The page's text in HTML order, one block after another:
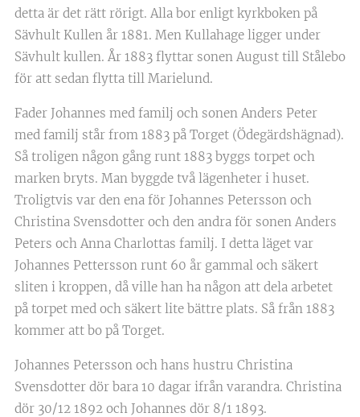
detta är det rätt rörigt. Alla bor enligt kyrkboken på
Sävhult Kullen år 1881. Men Kullahage ligger under
Sävhult kullen. År 1883 flyttar sonen August till Stålebo
för att sedan flytta till Marielund.
Fader Johannes med familj och sonen Anders Peter
med familj står from 1883 på Torget (Ödegärdshägnad).
Så troligen någon gång runt 1883 byggs torpet och
marken bryts. Man byggde två lägenheter i huset.
Troligtvis var den ena för Johannes Petersson och
Christina Svensdotter och den andra för sonen Anders
Peters och Anna Charlottas familj. I detta läget var
Johannes Pettersson runt 60 år gammal och säkert
sliten i kroppen, då ville han ha någon att dela arbetet
på torpet med och säkert lite bättre plats. Så från 1883
kommer att bo på Torget.
Johannes Petersson och hans hustru Christina
Svensdotter dör bara 10 dagar ifrån varandra. Christina
dör 30/12 1892 och Johannes dör 8/1 1893.